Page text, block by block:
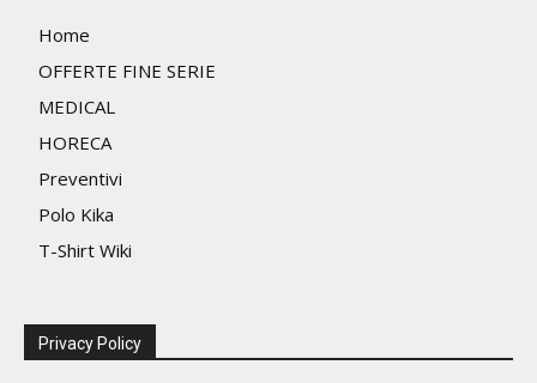
Home
OFFERTE FINE SERIE
MEDICAL
HORECA
Preventivi
Polo Kika
T-Shirt Wiki
Privacy Policy